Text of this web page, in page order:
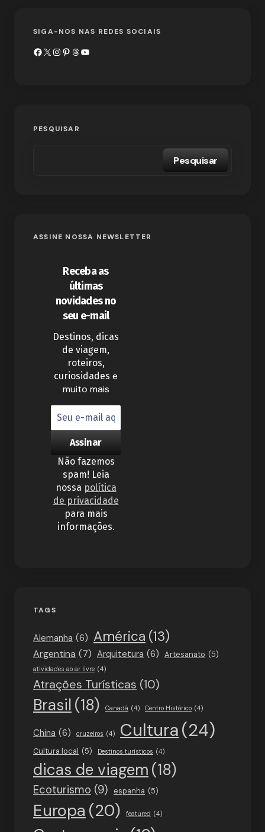
SIGA-NOS NAS REDES SOCIAIS
PESQUISAR
Pesquisar
ASSINE NOSSA NEWSLETTER
Receba as
últimas
novidades no
seu e-mail
Destinos, dicas
de viagem,
roteiros,
curiosidades e
muito mais
Não fazemos
spam! Leia
nossa política
de privacidade
para mais
informações.
TAGS
Alemanha (6) América (13)
Argentina (7) Arquitetura (6) Artesanato (5)
atividades ao ar livre (4)
Atrações Turísticas (10)
Brasil (18) Canadá (4) Centro Histórico (4)
China (6) cruzeiros (4) Cultura(24)
Cultura local (5) Destinos turísticos (4)
dicas de viagem (18)
Ecoturismo (9) espanha (5)
Europa (20) featured (4)